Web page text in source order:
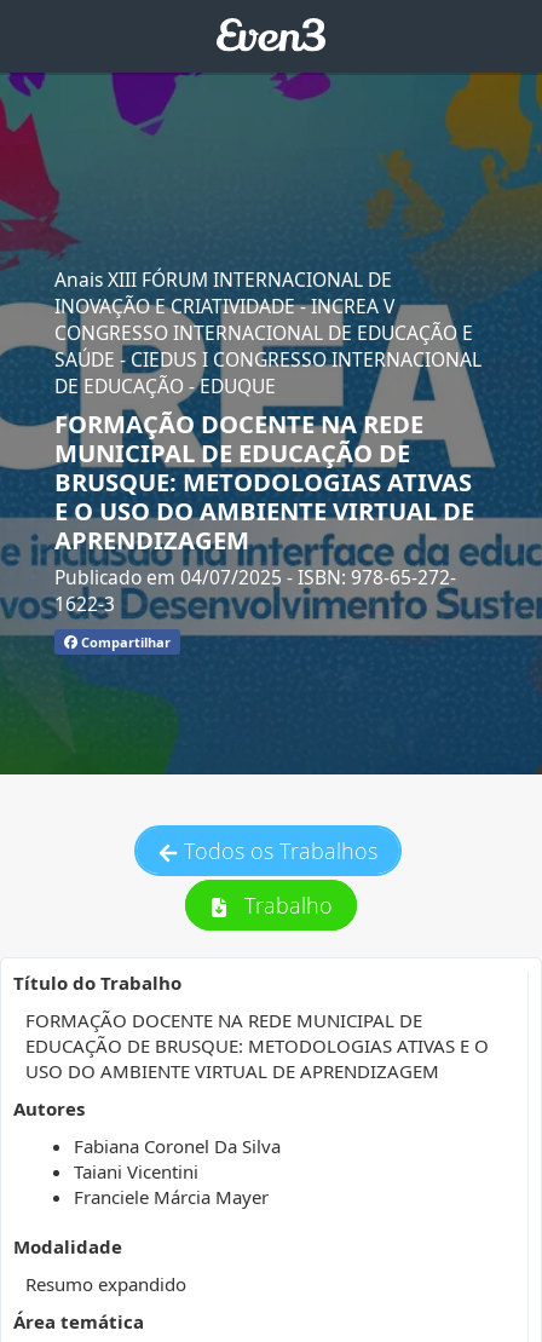
Anais XIII FÓRUM INTERNACIONAL DE
INOVAÇÃO E CRIATIVIDADE - INCREA V
CONGRESSO INTERNACIONAL DE EDUCAÇÃO E
SAÚDE - CIEDUS I CONGRESSO INTERNACIONAL
DE EDUCAÇÃO - EDUQUE
FORMAÇÃO DOCENTE NA REDE
MUNICIPAL DE EDUCAÇÃO DE
BRUSQUE: METODOLOGIAS ATIVAS
E O USO DO AMBIENTE VIRTUAL DE
APRENDIZAGEM
Publicado em 04/07/2025 - ISBN: 978-65-272-
1622-3
Compartilhar
Todos os Trabalhos
Trabalho
Título do Trabalho
FORMAÇÃO DOCENTE NA REDE MUNICIPAL DE
EDUCAÇÃO DE BRUSQUE: METODOLOGIAS ATIVAS E O
USO DO AMBIENTE VIRTUAL DE APRENDIZAGEM
Autores
Fabiana Coronel Da Silva
Taiani Vicentini
Franciele Márcia Mayer
Modalidade
Resumo expandido
Área temática